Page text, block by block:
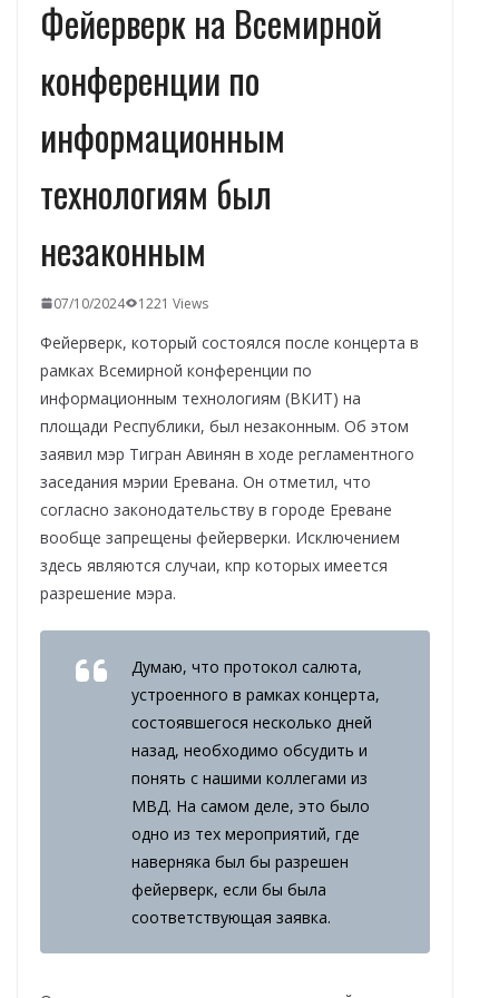
Фейерверк на Всемирной
конференции по
информационным
технологиям был
незаконным
07/10/2024 1221 Views
Фейерверк, который состоялся после концерта в
рамках Всемирной конференции по
информационным технологиям (ВКИТ) на
площади Республики, был незаконным. Об этом
заявил мэр Тигран Авинян в ходе регламентного
заседания мэрии Еревана. Он отметил, что
согласно законодательству в городе Ереване
вообще запрещены фейерверки. Исключением
здесь являются случаи, кпр которых имеется
разрешение мэра.
Думаю, что протокол салюта,
устроенного в рамках концерта,
состоявшегося несколько дней
назад, необходимо обсудить и
понять с нашими коллегами из
МВД. На самом деле, это было
одно из тех мероприятий, где
наверняка был бы разрешен
фейерверк, если бы была
соответствующая заявка.